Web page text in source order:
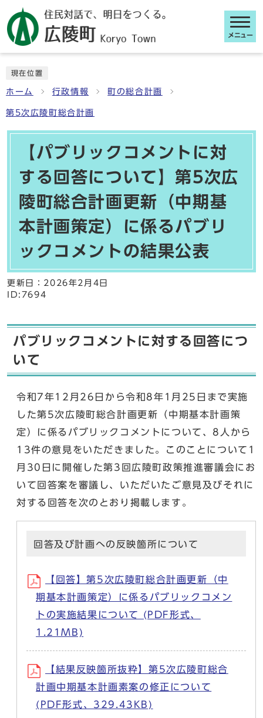
メニュー
現在位置
ホーム 行政情報 町の総合計画
第5次広陵町総合計画
【パブリックコメントに対
する回答について】第5次広
陵町総合計画更新（中期基
本計画策定）に係るパブリ
ックコメントの結果公表
更新日： 2026年2月4日
ID:7694
パブリックコメントに対する回答につ
いて
令和7年12月26日から令和8年1月25日まで実施
した第5次広陵町総合計画更新（中期基本計画策
定）に係るパブリックコメントについて、8人から
13件の意見をいただきました。このことについて1
月30日に開催した第3回広陵町政策推進審議会にお
いて回答案を審議し、いただいたご意見及びそれに
対する回答を次のとおり掲載します。
回答及び計画への反映箇所について
【回答】第5次広陵町総合計画更新（中
期基本計画策定）に係るパブリックコメン
トの実施結果について (PDF形式、
1.21MB)
【結果反映箇所抜粋】第5次広陵町総合
計画中期基本計画素案の修正について
(PDF形式、329.43KB)